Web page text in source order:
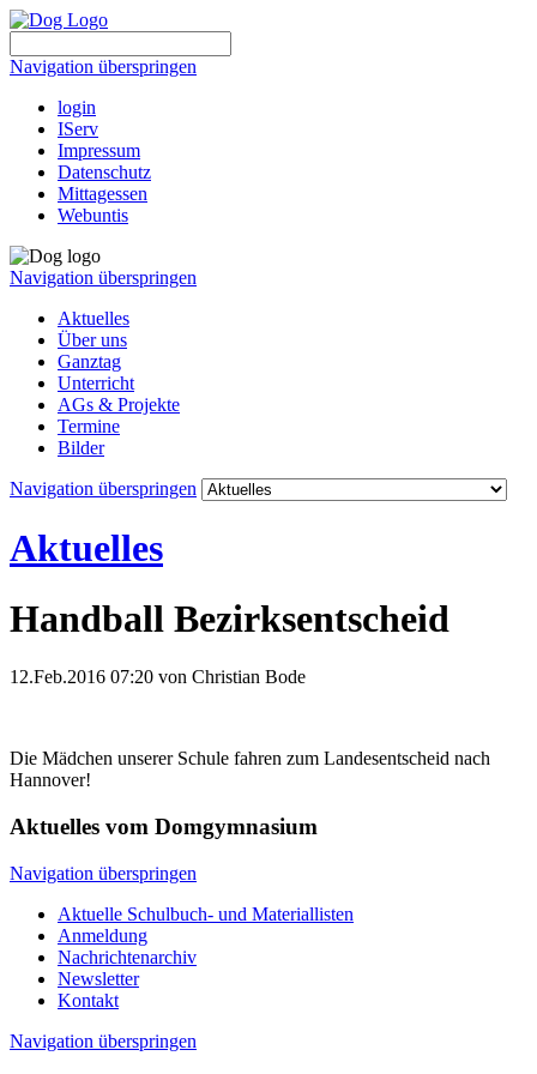
Navigation überspringen
login
IServ
Impressum
Datenschutz
Mittagessen
Webuntis
Navigation überspringen
Aktuelles
Über uns
Ganztag
Unterricht
AGs & Projekte
Termine
Bilder
Navigation überspringen
Aktuelles
Handball Bezirksentscheid
12.Feb.2016 07:20 von Christian Bode
Die Mädchen unserer Schule fahren zum Landesentscheid nach
Hannover!
Aktuelles vom Domgymnasium
Navigation überspringen
Aktuelle Schulbuch- und Materiallisten
Anmeldung
Nachrichtenarchiv
Newsletter
Kontakt
Navigation überspringen